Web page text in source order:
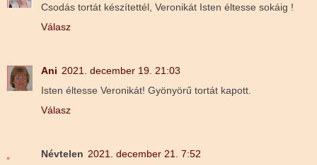
Csodás tortát készítettél, Veronikát Isten éltesse sokáig !
Válasz
Ani 2021. december 19. 21:03
Isten éltesse Veronikát! Gyönyörű tortát kapott.
Válasz
Névtelen 2021. december 21. 7:52